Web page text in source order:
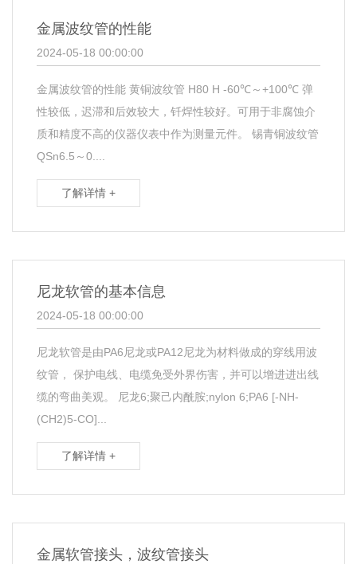
金属波纹管的性能
2024-05-18 00:00:00
金属波纹管的性能 黄铜波纹管 H80 H -60℃～+100℃ 弹
性较低，迟滞和后效较大，钎焊性较好。可用于非腐蚀介
质和精度不高的仪器仪表中作为测量元件。 锡青铜波纹管
QSn6.5～0....
了解详情 +
尼龙软管的基本信息
2024-05-18 00:00:00
尼龙软管是由PA6尼龙或PA12尼龙为材料做成的穿线用波
纹管， 保护电线、电缆免受外界伤害，并可以增进进出线
缆的弯曲美观。 尼龙6;聚己内酰胺;nylon 6;PA6 [-NH-
(CH2)5-CO]...
了解详情 +
金属软管接头，波纹管接头